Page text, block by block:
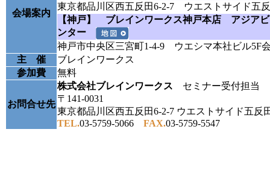
会場案内
東京都品川区西五反田6-2-7 ウエストサイド五
【神戸】 ブレインワークス神戸本店 アジア
ンター
神戸市中央区三宮町1-4-9 ウエシマ本社ビル5F
主 催
ブレインワークス
参加費
無料
お問合せ先
株式会社ブレインワークス セミナー受付担当
〒141-0031
東京都品川区西五反田6-2-7 ウエストサイド五反
TEL.03-5759-5066FAX.03-5759-5547